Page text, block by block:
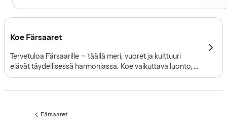
Koe Färsaaret
Tervetuloa Färsaarille – täällä meri, vuoret ja kulttuuri
elävät täydellisessä harmoniassa. Koe vaikuttava luonto,
elävät perinteet ja ainutlaatuinen tunnelma. Viehättävä
Edellinen
Färsaaret